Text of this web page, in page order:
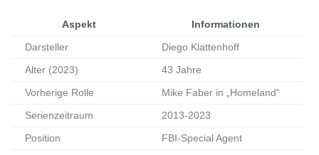
Aspekt Informationen
Darsteller Diego Klattenhoff
Alter (2023) 43 Jahre
Vorherige Rolle Mike Faber in „Homeland“
Serienzeitraum 2013-2023
Position FBI-Special Agent